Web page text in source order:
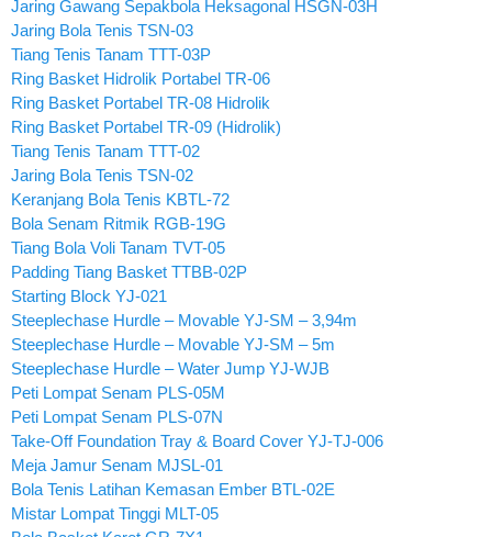
Jaring Gawang Sepakbola Heksagonal HSGN-03H
Jaring Bola Tenis TSN-03
Tiang Tenis Tanam TTT-03P
Ring Basket Hidrolik Portabel TR-06
Ring Basket Portabel TR-08 Hidrolik
Ring Basket Portabel TR-09 (Hidrolik)
Tiang Tenis Tanam TTT-02
Jaring Bola Tenis TSN-02
Keranjang Bola Tenis KBTL-72
Bola Senam Ritmik RGB-19G
Tiang Bola Voli Tanam TVT-05
Padding Tiang Basket TTBB-02P
Starting Block YJ-021
Steeplechase Hurdle – Movable YJ-SM – 3,94m
Steeplechase Hurdle – Movable YJ-SM – 5m
Steeplechase Hurdle – Water Jump YJ-WJB
Peti Lompat Senam PLS-05M
Peti Lompat Senam PLS-07N
Take-Off Foundation Tray & Board Cover YJ-TJ-006
Meja Jamur Senam MJSL-01
Bola Tenis Latihan Kemasan Ember BTL-02E
Mistar Lompat Tinggi MLT-05